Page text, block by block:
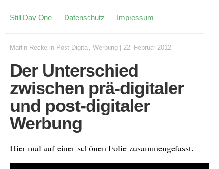
Still Day One Datenschutz Impressum
Martin Recke in Post-Digital , Werbung 22. Februar 2012
Der Unterschied
zwischen prä-digitaler
und post-digitaler
Werbung
Hier mal auf einer schönen Folie zusammengefasst: